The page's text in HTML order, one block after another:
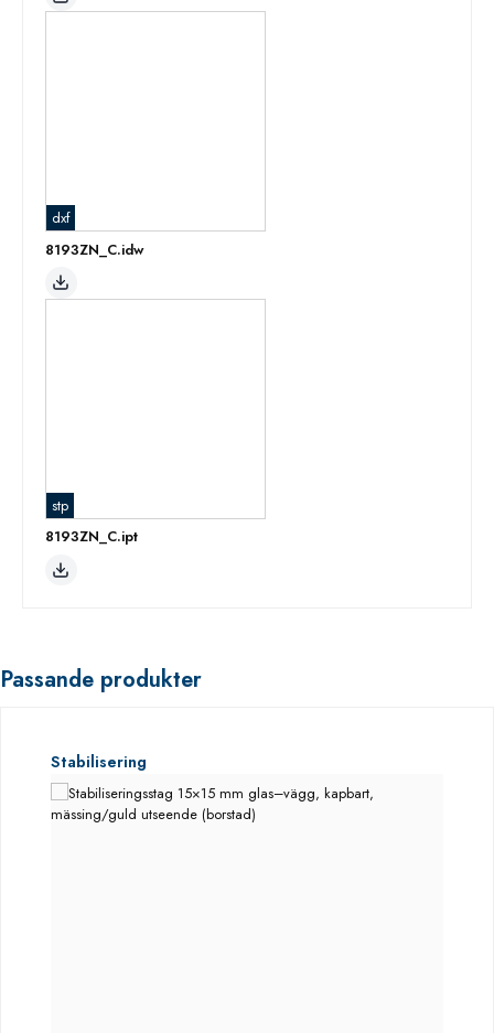
dxf
8193ZN_C.idw
stp
8193ZN_C.ipt
Passande produkter
Hoppa över produktgalleri
Stabilisering